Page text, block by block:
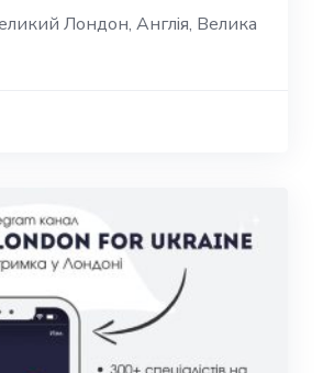
Лондон, Англія, Велика